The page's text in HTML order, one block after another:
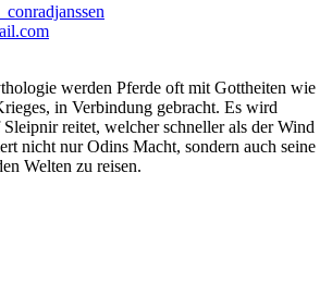
werden Pferde oft mit Gottheiten wie
in Verbindung‍ gebracht. Es wird
Sleipnir reitet,⁣ welcher schneller als der Wind
nicht‌ nur Odins Macht, sondern auch ‍seine
Welten zu​ reisen.